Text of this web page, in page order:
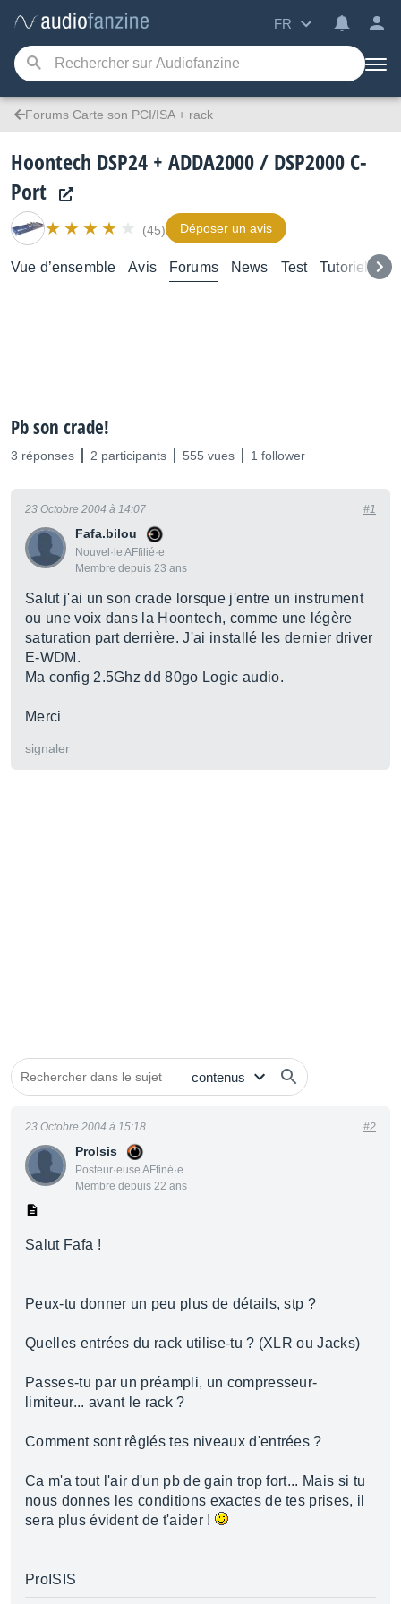
FR
Forums Carte son PCI/ISA + rack
Hoontech DSP24 + ADDA2000 / DSP2000 C-
Port
(45) Déposer un avis
Vue d’ensemble Avis Forums News Test Tutoriels
Pb son crade!
3 réponses 2 participants 555 vues 1 follower
Fafa.bilou
Nouvel·le AFfilié·e
Membre depuis 23 ans
23 Octobre 2004 à 14:07 #1
Salut j'ai un son crade lorsque j'entre un instrument
ou une voix dans la Hoontech, comme une légère
saturation part derrière. J'ai installé les dernier driver
E-WDM.
Ma config 2.5Ghz dd 80go Logic audio.
Merci
signaler
ProIsis
Posteur·euse AFfiné·e
Membre depuis 22 ans
23 Octobre 2004 à 15:18 #2
Salut Fafa !
Peux-tu donner un peu plus de détails, stp ?
Quelles entrées du rack utilise-tu ? (XLR ou Jacks)
Passes-tu par un préampli, un compresseur-
limiteur... avant le rack ?
Comment sont rêglés tes niveaux d'entrées ?
Ca m'a tout l'air d'un pb de gain trop fort... Mais si tu
nous donnes les conditions exactes de tes prises, il
sera plus évident de t'aider !
ProISIS